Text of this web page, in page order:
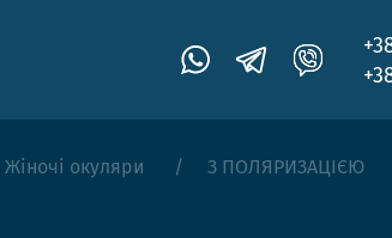
Жіночі окуляри З ПОЛЯРИЗАЦІЄЮ